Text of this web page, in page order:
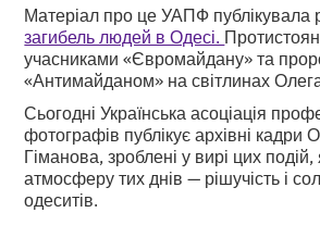
Матеріал про це УАПФ публікувала
загибель людей в Одесі.
учасниками «Євромайдану» та
«Антимайданом» на світлинах
Сьогодні Українська асоціація
фотографів публікує архівні кадри
Гіманова, зроблені у вирі цих
атмосферу тих днів — рішучість і
одеситів.